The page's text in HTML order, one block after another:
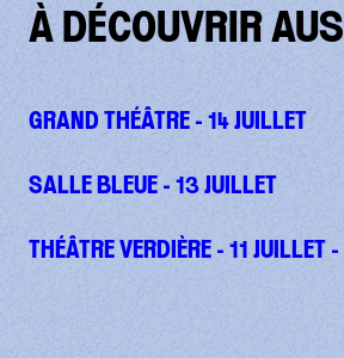
À DÉCOUVRIR
GRAND THÉÂTRE - 14 JUILLET
SALLE BLEUE - 13 JUILLET
THÉÂTRE VERDIÈRE - 11 JUILLET